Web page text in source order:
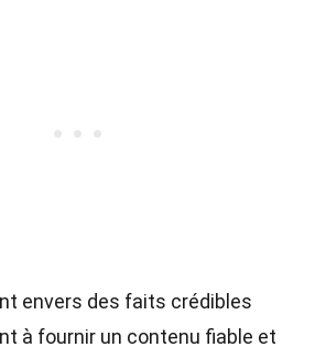
envers des faits crédibles
à fournir un contenu fiable et